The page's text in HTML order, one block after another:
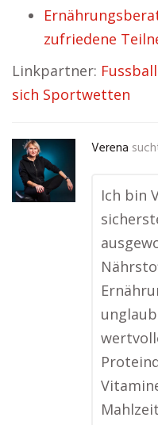
zufriedene
Linkpartner:
sich Sportwetten
Verena
Ich bin